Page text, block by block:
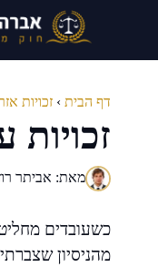
דף הבית › זכויות
מאת: אביתר
כשעובדים
מהניסיון